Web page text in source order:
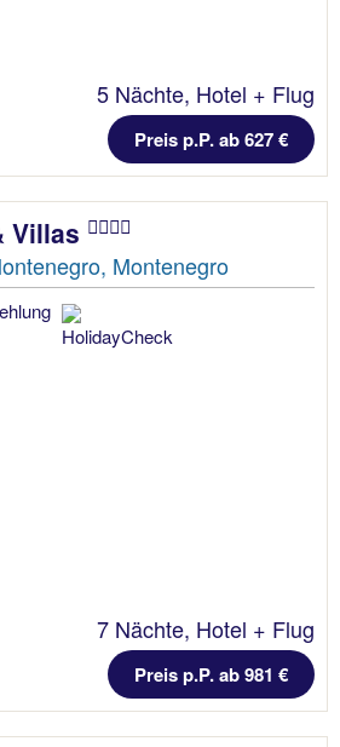
5 Nächte, Hotel + Flug
Preis p.P. ab 627 €
Villas
Montenegro
7 Nächte, Hotel + Flug
Preis p.P. ab 981 €